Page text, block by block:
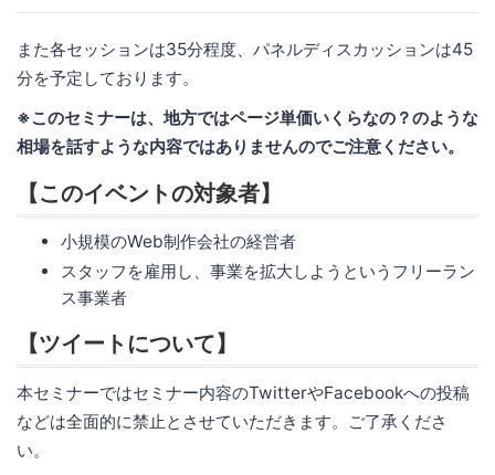
また各セッションは35分程度、パネルディスカッションは45
分を予定しております。
※このセミナーは、地方ではページ単価いくらなの？のような
相場を話すような内容ではありませんのでご注意ください。
【このイベントの対象者】
小規模のWeb制作会社の経営者
スタッフを雇用し、事業を拡大しようというフリーラン
ス事業者
【ツイートについて】
本セミナーではセミナー内容のTwitterやFacebookへの投稿
などは全面的に禁止とさせていただきます。ご了承くださ
い。